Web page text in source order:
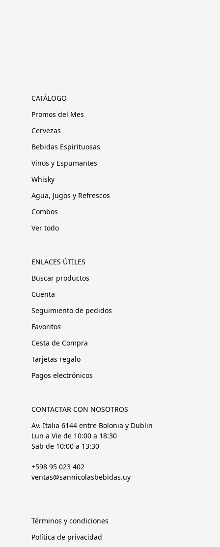
CATÁLOGO
Promos del Mes
Cervezas
Bebidas Espirituosas
Vinos y Espumantes
Whisky
Agua, Jugos y Refrescos
Combos
Ver todo
ENLACES ÚTILES
Buscar productos
Cuenta
Seguimiento de pedidos
Favoritos
Cesta de Compra
Tarjetas regalo
Pagos electrónicos
CONTACTAR CON NOSOTROS
Av. Italia 6144 entre Bolonia y Dublin
Lun a Vie de 10:00 a 18:30
Sab de 10:00 a 13:30
+598 95 023 402
ventas@sannicolasbebidas.uy
Términos y condiciones
Política de privacidad